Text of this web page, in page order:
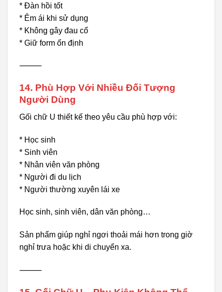
* Đàn hồi tốt
* Êm ái khi sử dụng
* Không gây đau cổ
* Giữ form ổn định
⸻
14. Phù Hợp Với Nhiều Đối Tượng
Người Dùng
Gối chữ U thiết kế theo yêu cầu phù hợp với:
* Học sinh
* Sinh viên
* Nhân viên văn phòng
* Người đi du lịch
* Người thường xuyên lái xe
Học sinh, sinh viên, dân văn phòng…
Sản phẩm giúp nghỉ ngơi thoải mái hơn trong giờ
nghỉ trưa hoặc khi di chuyển xa.
⸻